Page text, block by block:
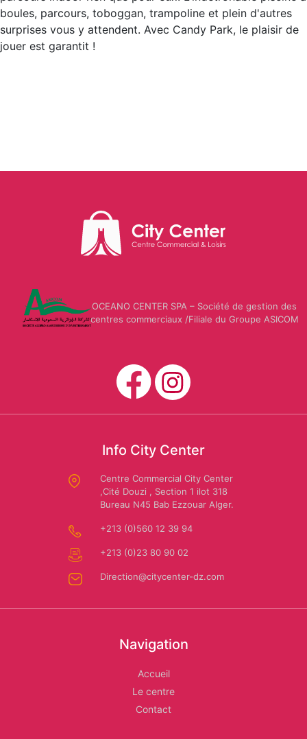
Make
up
Tech
Style
AGENCE
PHARM
Location
voiture
Autochrono
Athlete’s
Foot
Vaquetillas
Waikiki
Vaquetillas
Us
Polo
Assn
TIME
GALLERY
Luxury
Kingdom
Donuts
TORNADO
boules, parcours, toboggan, trampoline et plein d'autres
surprises vous y attendent. Avec Candy Park, le plaisir de
jouer est garantit !
OCEANO CENTER SPA – Société de gestion des
centres commerciaux /Filiale du Groupe ASICOM
Info City Center
Centre Commercial City Center
,Cité Douzi , Section 1 ilot 318
Bureau N45 Bab Ezzouar Alger.
+213 (0)560 12 39 94
+213 (0)23 80 90 02
Direction@citycenter-dz.com
Navigation
Accueil
Le centre
Contact